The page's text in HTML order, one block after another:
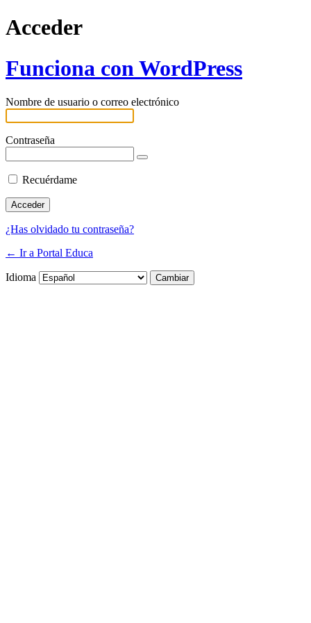
Acceder
Funciona con WordPress
Nombre de usuario o correo electrónico
Contraseña
Recuérdame
¿Has olvidado tu contraseña?
← Ir a Portal Educa
Idioma